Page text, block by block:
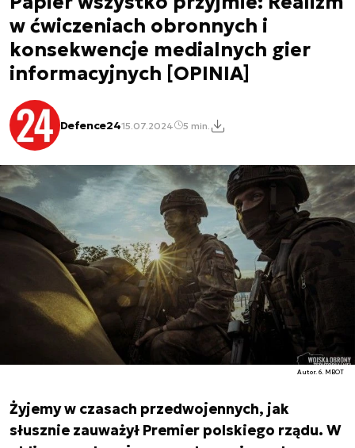
w ćwiczeniach obronnych i
konsekwencje medialnych gier
informacyjnych [OPINIA]
Defence2415.07.2024 5 min.
Autor. 6. MBOT
Żyjemy w czasach przedwojennych, jak
słusznie zauważył Premier polskiego rządu. W